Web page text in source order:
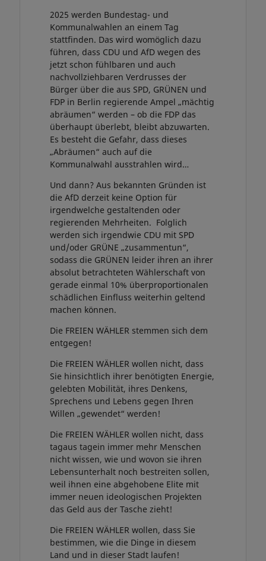
2025 werden Bundestag- und
Kommunalwahlen an einem Tag
stattfinden. Das wird womöglich dazu
führen, dass CDU und AfD wegen des
jetzt schon fühlbaren und auch
nachvollziehbaren Verdrusses der
Bürger über die aus SPD, GRÜNEN und
FDP in Berlin regierende Ampel „mächtig
abräumen“ werden – ob die FDP das
überhaupt überlebt, bleibt abzuwarten.
Es besteht die Gefahr, dass dieses
„Abräumen“ auch auf die
Kommunalwahl ausstrahlen wird…
Und dann? Aus bekannten Gründen ist
die AfD derzeit keine Option für
irgendwelche gestaltenden oder
regierenden Mehrheiten. Folglich
werden sich irgendwie CDU mit SPD
und/oder GRÜNE „zusammentun“,
sodass die GRÜNEN leider ihren an ihrer
absolut betrachteten Wählerschaft von
gerade einmal 10% überproportionalen
schädlichen Einfluss weiterhin geltend
machen können.
Die FREIEN WÄHLER stemmen sich dem
entgegen!
Die FREIEN WÄHLER wollen nicht, dass
Sie hinsichtlich ihrer benötigten Energie,
gelebten Mobilität, ihres Denkens,
Sprechens und Lebens gegen Ihren
Willen „gewendet“ werden!
Die FREIEN WÄHLER wollen nicht, dass
tagaus tagein immer mehr Menschen
nicht wissen, wie und wovon sie ihren
Lebensunterhalt noch bestreiten sollen,
weil ihnen eine abgehobene Elite mit
immer neuen ideologischen Projekten
das Geld aus der Tasche zieht!
Die FREIEN WÄHLER wollen, dass Sie
bestimmen, wie die Dinge in diesem
Land und in dieser Stadt laufen!